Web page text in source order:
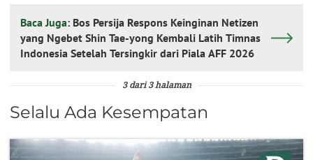
Baca Juga: Bos Persija Respons Keinginan Netizen
yang Ngebet Shin Tae-yong Kembali Latih Timnas
Indonesia Setelah Tersingkir dari Piala AFF 2026
3 dari 3 halaman
Selalu Ada Kesempatan